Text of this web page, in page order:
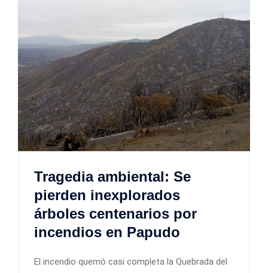
Tragedia ambiental: Se
pierden inexplorados
árboles centenarios por
incendios en Papudo
El incendio quemó casi completa la Quebrada del